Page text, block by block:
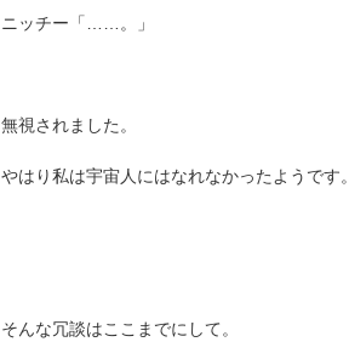
ニッチー「……。」
無視されました。
やはり私は宇宙人にはなれなかったようです。
そんな冗談はここまでにして。